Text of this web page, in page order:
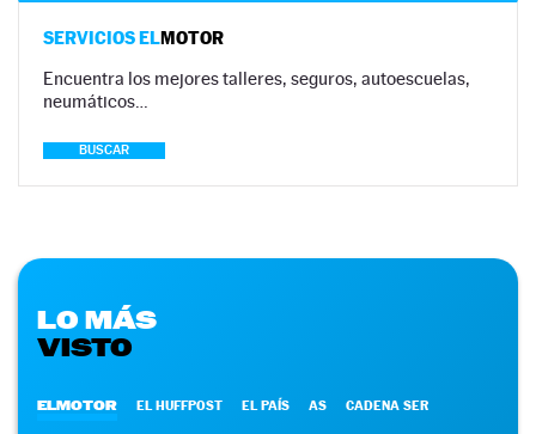
SERVICIOS ELMOTOR
Encuentra los mejores talleres, seguros, autoescuelas,
neumáticos…
BUSCAR
LO MÁS
VISTO
ELMOTOR EL HUFFPOST EL PAÍS AS CADENA SER